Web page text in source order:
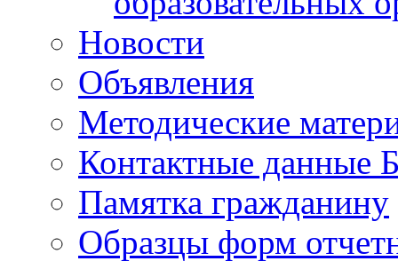
Новости
Объявления
Методические
Контактные
Памятка гражданину
Образцы форм